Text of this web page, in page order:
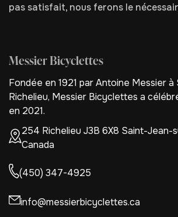
pas satisfait, nous ferons le
Messier Bicyclettes
Fondée en 1921 par Antoine Messier
Richelieu, Messier Bicyclettes a
en 2021.
254 Richelieu J3B 6X8 Saint-Jean-
Canada
(450) 347-4925
info@messierbicyclettes.ca